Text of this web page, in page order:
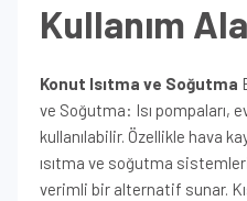
Kullanım
Konut Isıtma ve Soğutma
ve Soğutma: Isı pompaları,
kullanılabilir. Özellikle hava
ısıtma ve soğutma
verimli bir alternatif sunar.